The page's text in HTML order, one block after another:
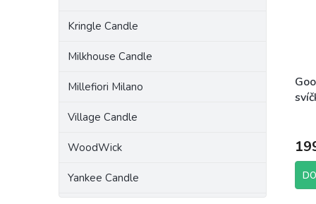
Kringle Candle
Milkhouse Candle
Millefiori Milano
Village Candle
WoodWick
Yankee Candle